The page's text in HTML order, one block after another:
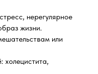
нерегулярное
жизни.
или
холецистита,